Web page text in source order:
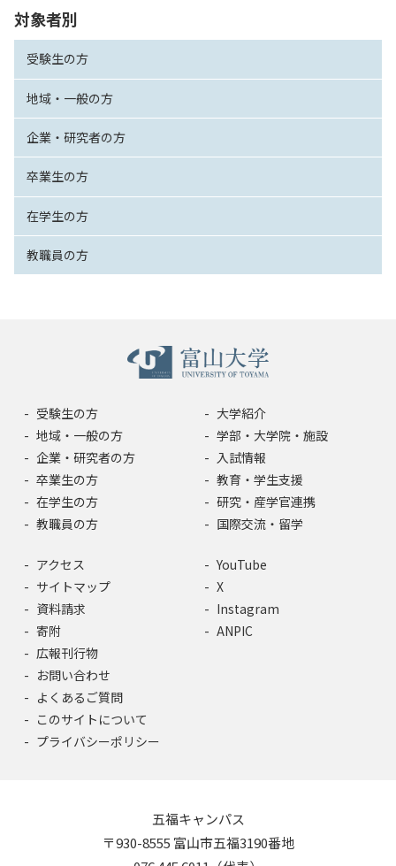
対象者別
受験生の方
地域・一般の方
企業・研究者の方
卒業生の方
在学生の方
教職員の方
受験生の方
地域・一般の方
企業・研究者の方
卒業生の方
在学生の方
教職員の方
大学紹介
学部・大学院・施設
入試情報
教育・学生支援
研究・産学官連携
国際交流・留学
アクセス
サイトマップ
資料請求
寄附
広報刊行物
お問い合わせ
よくあるご質問
このサイトについて
プライバシーポリシー
YouTube
X
Instagram
ANPIC
五福キャンパス
〒930-8555 富山市五福3190番地